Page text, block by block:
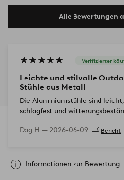
Alle Bewertungen
Verifizierter
Leichte und stilvolle
Stühle aus Metall
Die Aluminiumstühle sind leicht,
schlagfest und
im sommerlichen Grün hervor. Ich
Dag H — 2026-06-09 Bericht
Informationen zur Bewertung